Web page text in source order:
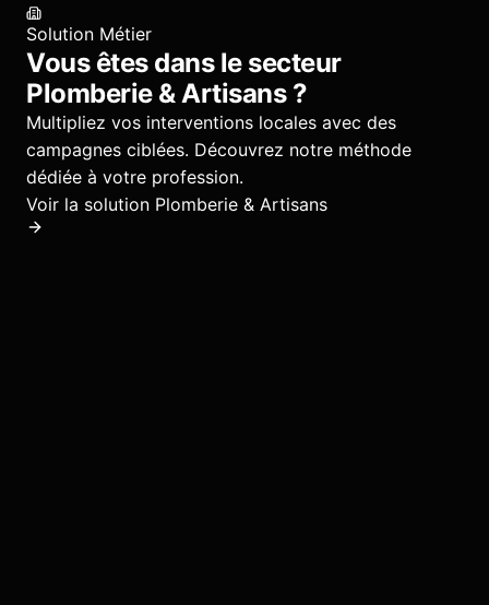
Solution Métier
Vous êtes dans le secteur
Plomberie & Artisans?
Multipliez vos interventions locales avec des
campagnes ciblées. Découvrez notre méthode
dédiée à votre profession.
Voir la solution Plomberie & Artisans